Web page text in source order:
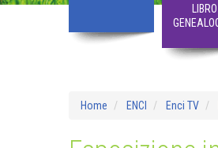
LIBRO
Home ENCI Enci TV